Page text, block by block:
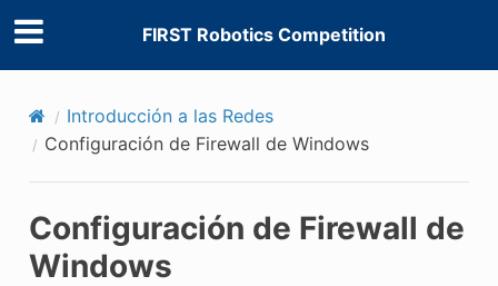
FIRST Robotics Competition
Introducción a las Redes
Configuración de Firewall de Windows
Configuración de Firewall de
Windows